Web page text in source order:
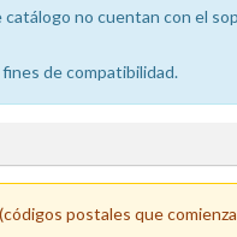
no cuentan con el
de compatibilidad.
postales que